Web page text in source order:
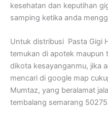
kesehatan dan keputihan
samping ketika anda
Untuk distribusi Pasta Gigi
temukan di apotek maupun
dikota kesayanganmu, jika
mencari di google map
Mumtaz, yang beralamat
tembalang semarang